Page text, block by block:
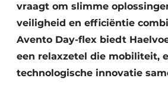
vraagt om slimme
veiligheid en efficiëntie
Avento Day-flex biedt
een relaxzetel die mobiliteit,
technologische innovatie